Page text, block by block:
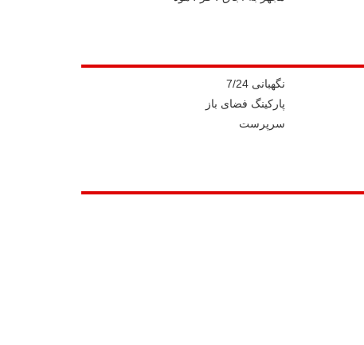
نگهبانی 7/24
پارکینگ فضای باز
سرپرست